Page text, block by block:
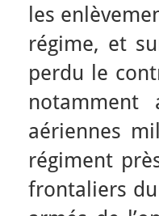
les
régime, et
perdu le
notamment
aériennes
régiment
frontaliers